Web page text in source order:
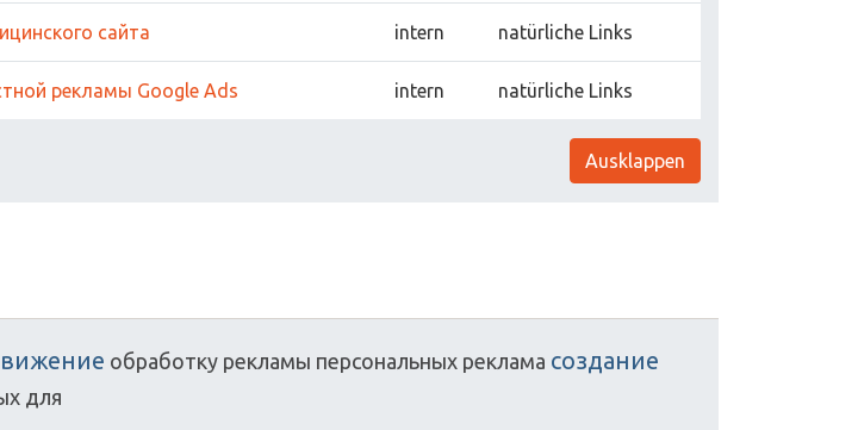
сайта intern natürliche Links
рекламы Google Ads intern natürliche Links
Ausklappen
обработку рекламы персональных реклама создание
для